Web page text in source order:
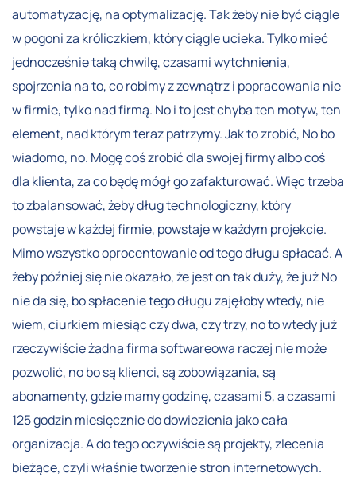
automatyzację, na optymalizację. Tak żeby nie być ciągle
w pogoni za króliczkiem, który ciągle ucieka. Tylko mieć
jednocześnie taką chwilę, czasami wytchnienia,
spojrzenia na to, co robimy z zewnątrz i popracowania nie
w firmie, tylko nad firmą. No i to jest chyba ten motyw, ten
element, nad którym teraz patrzymy. Jak to zrobić, No bo
wiadomo, no. Mogę coś zrobić dla swojej firmy albo coś
dla klienta, za co będę mógł go zafakturować. Więc trzeba
to zbalansować, żeby dług technologiczny, który
powstaje w każdej firmie, powstaje w każdym projekcie.
Mimo wszystko oprocentowanie od tego długu spłacać. A
żeby później się nie okazało, że jest on tak duży, że już No
nie da się, bo spłacenie tego długu zajęłoby wtedy, nie
wiem, ciurkiem miesiąc czy dwa, czy trzy, no to wtedy już
rzeczywiście żadna firma softwareowa raczej nie może
pozwolić, no bo są klienci, są zobowiązania, są
abonamenty, gdzie mamy godzinę, czasami 5, a czasami
125 godzin miesięcznie do dowiezienia jako cała
organizacja. A do tego oczywiście są projekty, zlecenia
bieżące, czyli właśnie tworzenie stron internetowych.